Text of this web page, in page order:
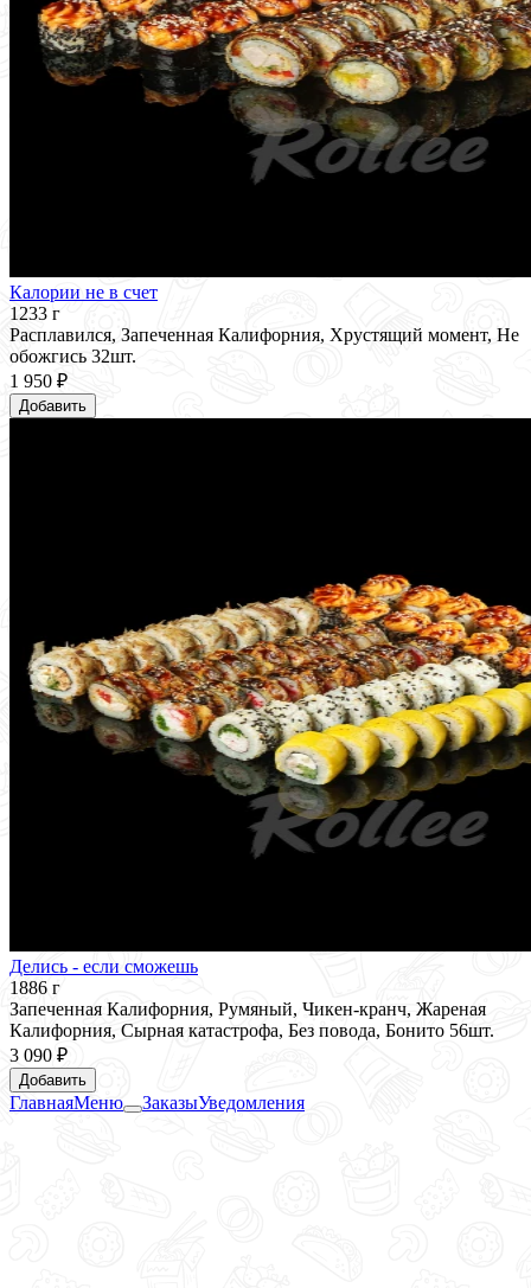
Калории не в счет
1233 г
Расплавился, Запеченная Калифорния, Хрустящий момент, Не
обожгись 32шт.
1 950 ₽
Добавить
Делись - если сможешь
1886 г
Запеченная Калифорния, Румяный, Чикен-кранч, Жареная
Калифорния, Сырная катастрофа, Без повода, Бонито 56шт.
3 090 ₽
Добавить
ГлавнаяМеню ЗаказыУведомления